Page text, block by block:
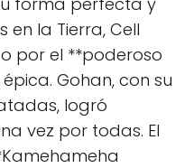
la Tierra, Cell
por el **poderoso
Gohan, con su
logró
vez por todas. El